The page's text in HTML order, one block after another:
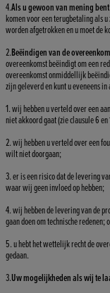
4.Als u gewoon van mening
komen voor een terugbetaling als
worden afgetrokken en u moet de
2.Beëindigen van de
overeenkomst beëindigt om een
overeenkomst onmiddellijk
zijn geleverd en kunt u eveneens
1. wij hebben u verteld over een
niet akkoord gaat (zie clausule 6 en
2. wij hebben u verteld over een
wilt niet doorgaan;
3. er is een risico dat de levering
waar wij geen invloed op hebben;
4. wij hebben de levering van de
gaan doen om technische redenen;
5. u hebt het wettelijk recht de
gedaan.
3.Uw mogelijkheden als wij te